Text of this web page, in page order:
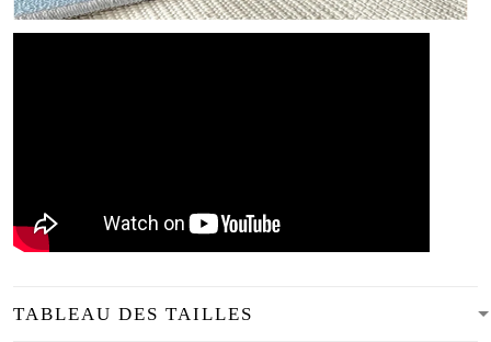
TABLEAU DES TAILLES